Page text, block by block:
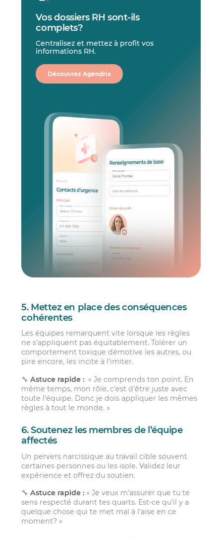
Vos dossiers RH sont-ils
complets?
Centralisez et mettez à profit vos
informations RH.
Découvrez Agendrix
5. Mettez en place des conséquences
cohérentes
Les équipes remarquent vite lorsque les règles
ne s’appliquent pas équitablement. Tolérer un
comportement toxique démotive les autres, ou
pire encore, les incite à l’imiter.
🔧Astuce rapide : « Je comprends ton point. En
même temps, mon rôle, c’est d’être juste avec
toute l’équipe. Donc je dois appliquer les mêmes
règles à tout le monde. »
6. Soutenez les membres de l’équipe
affectés
Un pervers narcissique au travail cible souvent
certaines personnes ou les isole. Validez leur
expérience et offrez du soutien.
🔧Astuce rapide : « Je veux m’assurer que tu te
sens respecté durant tes quarts. Est-ce qu’il y a
quelque chose qui te met mal à l’aise en ce
moment? »